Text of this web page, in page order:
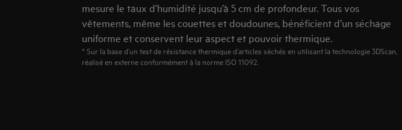
mesure le taux d’humidité jusqu’à 5 cm de profondeur. Tous vos
vêtements, même les couettes et doudounes, bénéficient d’un séchage
uniforme et conservent leur aspect et pouvoir thermique.
* Sur la base d’un test de résistance thermique d’articles séchés en utilisant la technologie 3DScan,
réalisé en externe conformément à la norme ISO 11092.